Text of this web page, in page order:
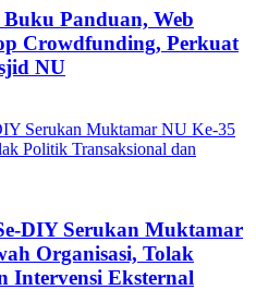
Panduan, Web
Crowdfunding, Perkuat
NU
DIY Serukan Muktamar
Organisasi, Tolak
Intervensi Eksternal